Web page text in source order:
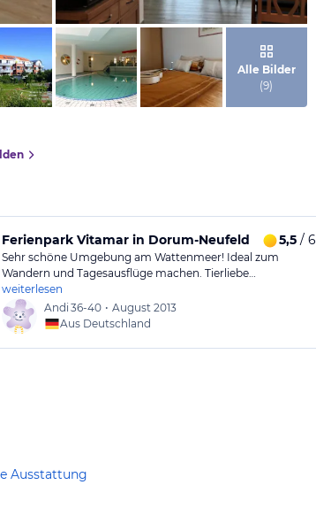
von Booking.com
Alle Bilder
(9)
Ferienpark Vitamar in Dorum-Neufeld 5,5/ 6
Sehr schöne Umgebung am Wattenmeer! Ideal zum
Wandern und Tagesausflüge machen. Tierliebe…
weiterlesen
Andi 36-40 • August 2013
Aus Deutschland
Ausstattung